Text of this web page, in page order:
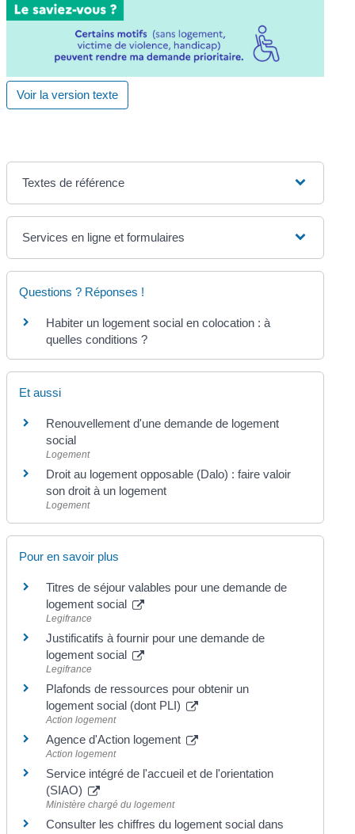
Voir la version texte
Textes de référence
Services en ligne et formulaires
Questions ? Réponses !
Habiter un logement social en colocation : à
quelles conditions ?
Et aussi
Renouvellement d'une demande de logement
social
Logement
Droit au logement opposable (Dalo) : faire valoir
son droit à un logement
Logement
Pour en savoir plus
Titres de séjour valables pour une demande de
logement social
Legifrance
Justificatifs à fournir pour une demande de
logement social
Legifrance
Plafonds de ressources pour obtenir un
logement social (dont PLI)
Action logement
Agence d'Action logement
Action logement
Service intégré de l'accueil et de l'orientation
(SIAO)
Ministère chargé du logement
Consulter les chiffres du logement social dans